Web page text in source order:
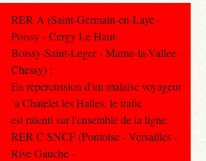
RER A (Saint-Germain-en-Laye -
Poissy - Cergy Le Haut-
Boissy-Saint-Leger - Marne-la-Vallee -
Chessy) :
En repercussion d'un malaise voyageur
`a Chatelet les Halles, le trafic
est ralenti sur l'ensemble de la ligne.
RER C SNCF (Pontoise - Versailles -
Rive Gauche -